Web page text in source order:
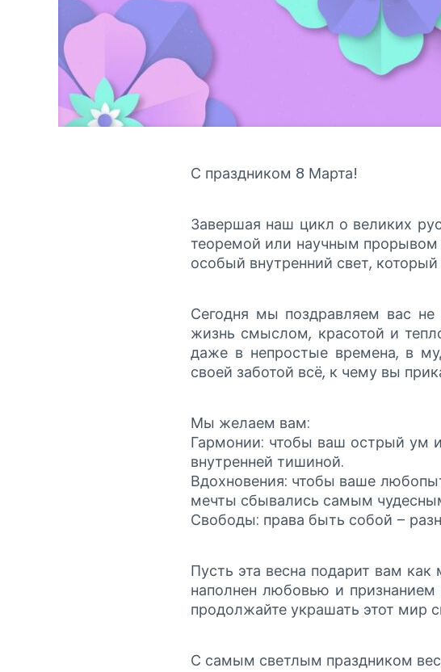
С праздником 8 Марта!
Завершая наш цикл о великих
теоремой или научным прорывом
особый внутренний свет,
Сегодня мы поздравляем вас не
жизнь смыслом, красотой и
даже в непростые времена, в
своей заботой всё, к чему вы
Мы желаем вам:
Гармонии: чтобы ваш острый ум
внутренней тишиной.
Вдохновения: чтобы ваше
мечты сбывались самым
Свободы: права быть собой –
Пусть эта весна подарит вам
наполнен любовью и признанием
продолжайте украшать этот мир
С самым светлым праздником